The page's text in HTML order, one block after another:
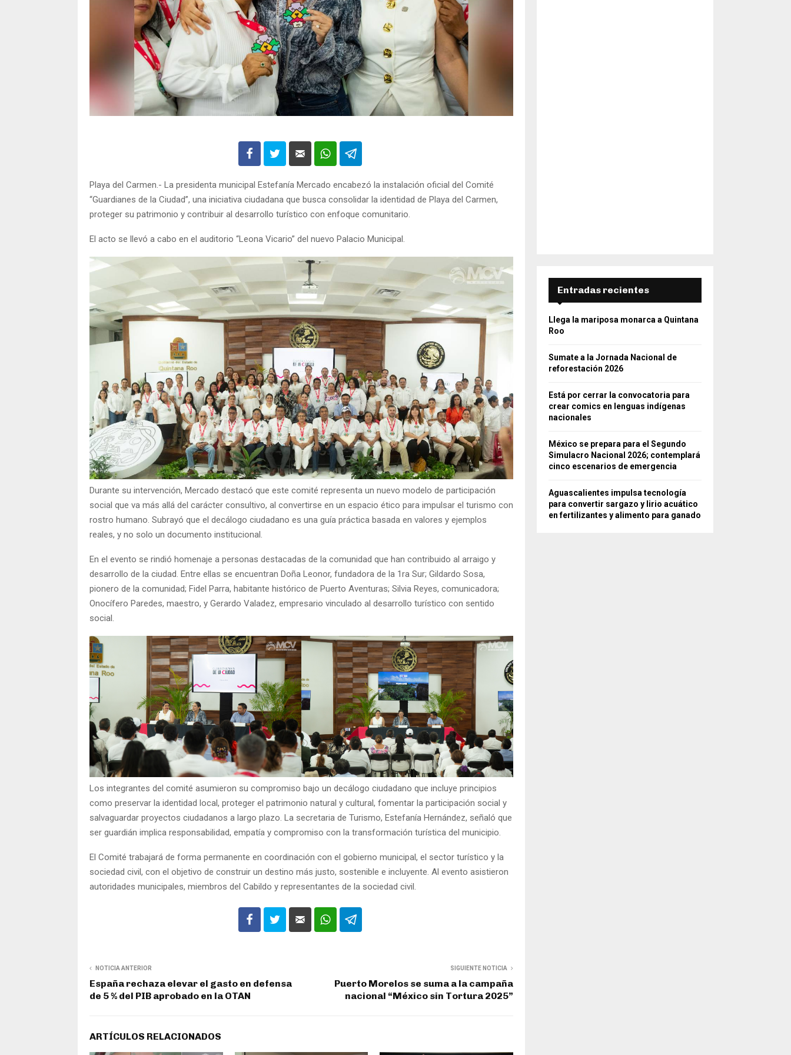
Playa del Carmen.- La presidenta municipal Estefanía Mercado encabezó la instalación oficial del Comité
“Guardianes de la Ciudad”, una iniciativa ciudadana que busca consolidar la identidad de Playa del Carmen,
proteger su patrimonio y contribuir al desarrollo turístico con enfoque comunitario.
El acto se llevó a cabo en el auditorio “Leona Vicario” del nuevo Palacio Municipal.
Durante su intervención, Mercado destacó que este comité representa un nuevo modelo de participación
social que va más allá del carácter consultivo, al convertirse en un espacio ético para impulsar el turismo con
rostro humano. Subrayó que el decálogo ciudadano es una guía práctica basada en valores y ejemplos
reales, y no solo un documento institucional.
En el evento se rindió homenaje a personas destacadas de la comunidad que han contribuido al arraigo y
desarrollo de la ciudad. Entre ellas se encuentran Doña Leonor, fundadora de la 1ra Sur; Gildardo Sosa,
pionero de la comunidad; Fidel Parra, habitante histórico de Puerto Aventuras; Silvia Reyes, comunicadora;
Onocífero Paredes, maestro, y Gerardo Valadez, empresario vinculado al desarrollo turístico con sentido
social.
Los integrantes del comité asumieron su compromiso bajo un decálogo ciudadano que incluye principios
como preservar la identidad local, proteger el patrimonio natural y cultural, fomentar la participación social y
salvaguardar proyectos ciudadanos a largo plazo. La secretaria de Turismo, Estefanía Hernández, señaló que
ser guardián implica responsabilidad, empatía y compromiso con la transformación turística del municipio.
El Comité trabajará de forma permanente en coordinación con el gobierno municipal, el sector turístico y la
sociedad civil, con el objetivo de construir un destino más justo, sostenible e incluyente. Al evento asistieron
autoridades municipales, miembros del Cabildo y representantes de la sociedad civil.
NOTICIA ANTERIOR
España rechaza elevar el gasto en defensa
de 5 % del PIB aprobado en la OTAN
SIGUIENTE NOTICIA
Puerto Morelos se suma a la campaña
nacional “México sin Tortura 2025”
ARTÍCULOS RELACIONADOS
Entradas recientes
Llega la mariposa monarca a Quintana
Roo
Sumate a la Jornada Nacional de
reforestación 2026
Está por cerrar la convocatoria para
crear comics en lenguas indígenas
nacionales
México se prepara para el Segundo
Simulacro Nacional 2026; contemplará
cinco escenarios de emergencia
Aguascalientes impulsa tecnología
para convertir sargazo y lirio acuático
en fertilizantes y alimento para ganado